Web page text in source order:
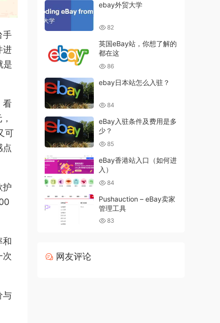
手
进
是
看
可
点
护
和
次
与
ebay外贸大学
82
英国eBay站，你想了解的
都在这
86
ebay日本站怎么入驻？
84
eBay入驻条件及费用是多
少？
85
eBay香港站入口（如何进
入）
84
Pushauction – eBay卖家
管理工具
83
网友评论